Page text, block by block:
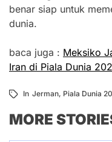
benar siap untuk
dunia.
baca juga : Meksiko
Iran di Piala Dunia
In Jerman, Piala Dunia
MORE